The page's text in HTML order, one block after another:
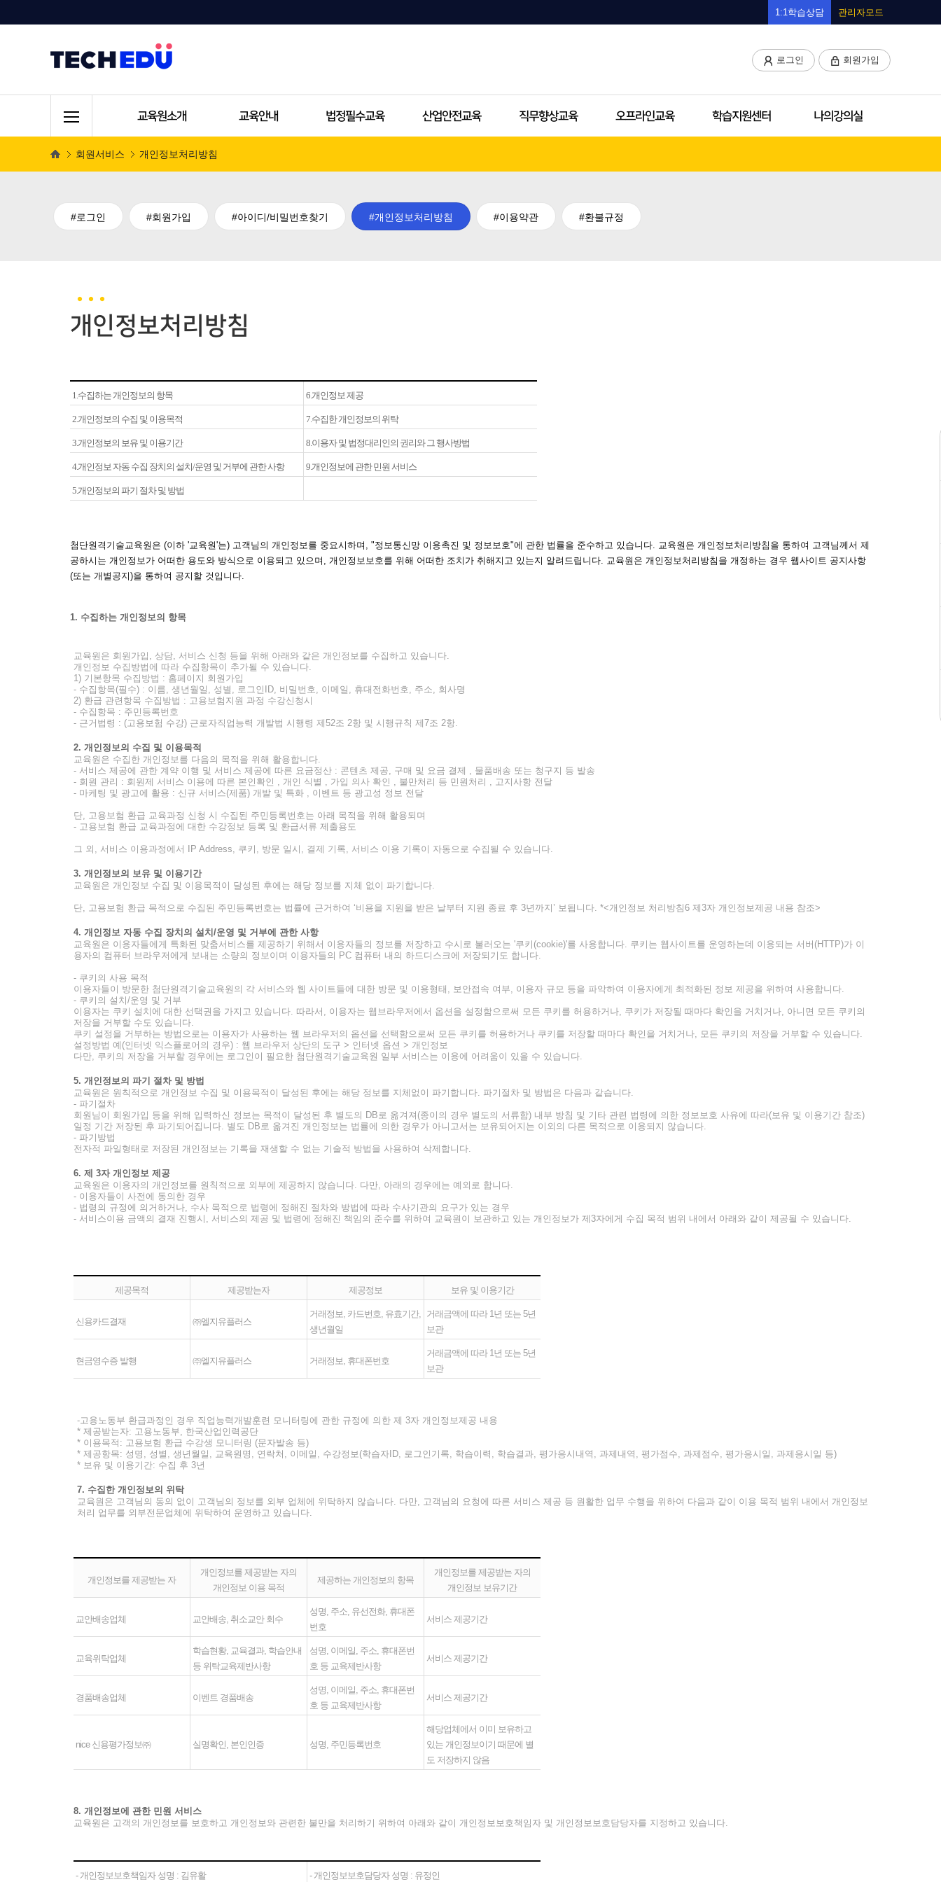
관리자모드
1:1학습상담
로그인 회원가입
교육원소개 교육안내 법정필수교육 산업안전교육 직무향상교육 오프라인교육 학습지원센터 나의강의실
로그인 회원가입 아이디/비밀번호찾기 개인정보처리방침 이용약관 환불규정
회원서비스 개인정보처리방침
개인정보처리방침
1.수집하는 개인정보의 항목 6.개인정보 제공
2.개인정보의 수집 및 이용목적 7.수집한 개인정보의 위탁
3.개인정보의 보유 및 이용기간 8.이용자 및 법정대리인의 권리와 그 행사방법
4.개인정보 자동 수집 장치의 설치/운영 및 거부에 관한 사항 9.개인정보에 관한 민원 서비스
5.개인정보의 파기 절차 및 방법
첨단원격기술교육원은 (이하 '교육원'는) 고객님의 개인정보를 중요시하며, "정보통신망 이용촉진 및 정보보호"에 관한 법률을 준수하고 있습니다. 교육원은 개인정보처리방침을 통하여 고객님께서 제
공하시는 개인정보가 어떠한 용도와 방식으로 이용되고 있으며, 개인정보보호를 위해 어떠한 조치가 취해지고 있는지 알려드립니다. 교육원은 개인정보처리방침을 개정하는 경우 웹사이트 공지사항
(또는 개별공지)을 통하여 공지할 것입니다.
1. 수집하는 개인정보의 항목
교육원은 회원가입, 상담, 서비스 신청 등을 위해 아래와 같은 개인정보를 수집하고 있습니다.
개인정보 수집방법에 따라 수집항목이 추가될 수 있습니다.
1) 기본항목 수집방법 : 홈페이지 회원가입
- 수집항목(필수) : 이름, 생년월일, 성별, 로그인ID, 비밀번호, 이메일, 휴대전화번호, 주소, 회사명
2) 환급 관련항목 수집방법 : 고용보험지원 과정 수강신청시
- 수집항목 : 주민등록번호
- 근거법령 : (고용보험 수강) 근로자직업능력 개발법 시행령 제52조 2항 및 시행규칙 제7조 2항.
2. 개인정보의 수집 및 이용목적
교육원은 수집한 개인정보를 다음의 목적을 위해 활용합니다.
- 서비스 제공에 관한 계약 이행 및 서비스 제공에 따른 요금정산 : 콘텐츠 제공, 구매 및 요금 결제 , 물품배송 또는 청구지 등 발송
- 회원 관리 : 회원제 서비스 이용에 따른 본인확인 , 개인 식별 , 가입 의사 확인 , 불만처리 등 민원처리 , 고지사항 전달
- 마케팅 및 광고에 활용 : 신규 서비스(제품) 개발 및 특화 , 이벤트 등 광고성 정보 전달
단, 고용보험 환급 교육과정 신청 시 수집된 주민등록번호는 아래 목적을 위해 활용되며
- 고용보험 환급 교육과정에 대한 수강정보 등록 및 환급서류 제출용도
그 외, 서비스 이용과정에서 IP Address, 쿠키, 방문 일시, 결제 기록, 서비스 이용 기록이 자동으로 수집될 수 있습니다.
3. 개인정보의 보유 및 이용기간
교육원은 개인정보 수집 및 이용목적이 달성된 후에는 해당 정보를 지체 없이 파기합니다.
단, 고용보험 환급 목적으로 수집된 주민등록번호는 법률에 근거하여 ‘비용을 지원을 받은 날부터 지원 종료 후 3년까지’ 보됩니다. *<개인정보 처리방침6 제3자 개인정보제공 내용 참조>
4. 개인정보 자동 수집 장치의 설치/운영 및 거부에 관한 사항
교육원은 이용자들에게 특화된 맞춤서비스를 제공하기 위해서 이용자들의 정보를 저장하고 수시로 불러오는 '쿠키(cookie)'를 사용합니다. 쿠키는 웹사이트를 운영하는데 이용되는 서버(HTTP)가 이
용자의 컴퓨터 브라우저에게 보내는 소량의 정보이며 이용자들의 PC 컴퓨터 내의 하드디스크에 저장되기도 합니다.
- 쿠키의 사용 목적
이용자들이 방문한 첨단원격기술교육원의 각 서비스와 웹 사이트들에 대한 방문 및 이용형태, 보안접속 여부, 이용자 규모 등을 파악하여 이용자에게 최적화된 정보 제공을 위하여 사용합니다.
- 쿠키의 설치/운영 및 거부
이용자는 쿠키 설치에 대한 선택권을 가지고 있습니다. 따라서, 이용자는 웹브라우저에서 옵션을 설정함으로써 모든 쿠키를 허용하거나, 쿠키가 저장될 때마다 확인을 거치거나, 아니면 모든 쿠키의
저장을 거부할 수도 있습니다.
쿠키 설정을 거부하는 방법으로는 이용자가 사용하는 웹 브라우저의 옵션을 선택함으로써 모든 쿠키를 허용하거나 쿠키를 저장할 때마다 확인을 거치거나, 모든 쿠키의 저장을 거부할 수 있습니다.
설정방법 예(인터넷 익스플로어의 경우) : 웹 브라우저 상단의 도구 > 인터넷 옵션 > 개인정보
다만, 쿠키의 저장을 거부할 경우에는 로그인이 필요한 첨단원격기술교육원 일부 서비스는 이용에 어려움이 있을 수 있습니다.
5. 개인정보의 파기 절차 및 방법
교육원은 원칙적으로 개인정보 수집 및 이용목적이 달성된 후에는 해당 정보를 지체없이 파기합니다. 파기절차 및 방법은 다음과 같습니다.
- 파기절차
회원님이 회원가입 등을 위해 입력하신 정보는 목적이 달성된 후 별도의 DB로 옮겨져(종이의 경우 별도의 서류함) 내부 방침 및 기타 관련 법령에 의한 정보보호 사유에 따라(보유 및 이용기간 참조)
일정 기간 저장된 후 파기되어집니다. 별도 DB로 옮겨진 개인정보는 법률에 의한 경우가 아니고서는 보유되어지는 이외의 다른 목적으로 이용되지 않습니다.
- 파기방법
전자적 파일형태로 저장된 개인정보는 기록을 재생할 수 없는 기술적 방법을 사용하여 삭제합니다.
6. 제 3자 개인정보 제공
교육원은 이용자의 개인정보를 원칙적으로 외부에 제공하지 않습니다. 다만, 아래의 경우에는 예외로 합니다.
- 이용자들이 사전에 동의한 경우
- 법령의 규정에 의거하거나, 수사 목적으로 법령에 정해진 절차와 방법에 따라 수사기관의 요구가 있는 경우
- 서비스이용 금액의 결재 진행시, 서비스의 제공 및 법령에 정해진 책임의 준수를 위하여 교육원이 보관하고 있는 개인정보가 제3자에게 수집 목적 범위 내에서 아래와 같이 제공될 수 있습니다.
제공목적 제공받는자 제공정보 보유 및 이용기간
신용카드결재 ㈜엘지유플러스
거래정보, 카드번호, 유효기간,
생년월일
거래금액에 따라 1년 또는 5년
보관
현금영수증 발행 ㈜엘지유플러스 거래정보, 휴대폰번호
거래금액에 따라 1년 또는 5년
보관
-고용노동부 환급과정인 경우 직업능력개발훈련 모니터링에 관한 규정에 의한 제 3자 개인정보제공 내용
* 제공받는자: 고용노동부, 한국산업인력공단
* 이용목적: 고용보험 환급 수강생 모니터링 (문자발송 등)
* 제공항목: 성명, 성별, 생년월일, 교육원명, 연락처, 이메일, 수강정보(학습자ID, 로그인기록, 학습이력, 학습결과, 평가응시내역, 과제내역, 평가점수, 과제점수, 평가응시일, 과제응시일 등)
* 보유 및 이용기간: 수집 후 3년
7. 수집한 개인정보의 위탁
교육원은 고객님의 동의 없이 고객님의 정보를 외부 업체에 위탁하지 않습니다. 다만, 고객님의 요청에 따른 서비스 제공 등 원활한 업무 수행을 위하여 다음과 같이 이용 목적 범위 내에서 개인정보
처리 업무를 외부전문업체에 위탁하여 운영하고 있습니다.
개인정보를 제공받는 자
개인정보를 제공받는 자의
개인정보 이용 목적
제공하는 개인정보의 항목
개인정보를 제공받는 자의
개인정보 보유기간
교안배송업체 교안배송, 취소교안 회수
성명, 주소, 유선전화, 휴대폰
번호
서비스 제공기간
교육위탁업체
학습현황, 교육결과, 학습안내
등 위탁교육제반사항
성명, 이메일, 주소, 휴대폰번
호 등 교육제반사항
서비스 제공기간
경품배송업체 이벤트 경품배송
성명, 이메일, 주소, 휴대폰번
호 등 교육제반사항
서비스 제공기간
nice 신용평가정보㈜ 실명확인, 본인인증 성명, 주민등록번호
해당업체에서 이미 보유하고
있는 개인정보이기 때문에 별
도 저장하지 않음
8. 개인정보에 관한 민원 서비스
교육원은 고객의 개인정보를 보호하고 개인정보와 관련한 불만을 처리하기 위하여 아래와 같이 개인정보보호책임자 및 개인정보보호담당자를 지정하고 있습니다.
- 개인정보보호책임자 성명 : 김유활
- 개인정보보호담당자 성명 : 유정인